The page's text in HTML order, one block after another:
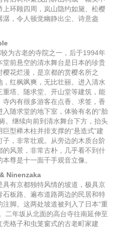
环顾四周，岚山隐约如黛、松樱
，令人顿觉幽静出尘、诗意盎
为古老的寺院之一，后于1994年
前悬空的清水舞台是日本的珍贵
花烂漫，是京都的赏樱名所之
红枫飒爽，无比壮丽。进入清水
塔、随求堂、开山堂等建筑，能
内有很多游客在点香、求签，香
随求堂的地下室，体验有名的“胎
。继续向前到清水舞台下方，抬头
型榉木柱并排支撑的“悬造式”建
，非常壮观。从旁边的木质台阶
风景，非常古朴，几乎看不到什
尊是十一面千手观音立像。
Ninenzaka
有京都独特风情的坡道，极具京
板路、遍布道路两边的民居和特
脚。这两处坡道被列入了日本“重
二年坂从北面的高台寺往南延伸至
格子和虫笼窗式的古老町家建